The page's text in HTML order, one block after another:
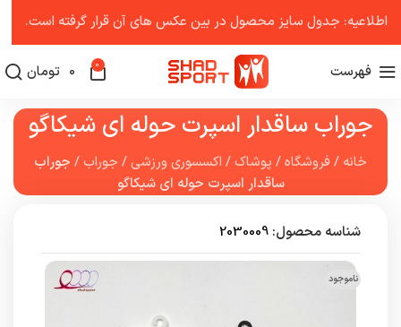
فهرست 0
0 تومان
جوراب ساقدار اسپرت حوله ای شیکاگو
خانه /فروشگاه/ پوشاک/ اکسسوری ورزشی/ جوراب/ جوراب
ساقدار اسپرت حوله ای شیکاگو
شناسه محصول: 2030009
ناموجود
اطلاعیه: جدول سایز محصول در بین عکس ‌های آن قرار گرفته است.